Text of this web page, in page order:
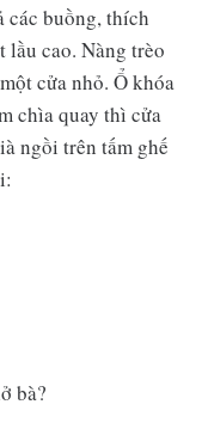
các buồng, thích
lầu cao. Nàng trèo
cửa nhỏ. Ổ khóa
chìa quay thì cửa
ngồi trên tấm ghế
bà?